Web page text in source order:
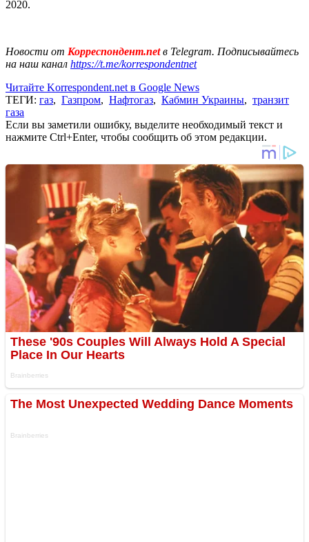
2020.
Новости от Корреспондент.netв Telegram. Подписывайтесь
на наш канал https://t.me/korrespondentnet
Читайте Korrespondent.net в Google News
ТЕГИ: газ, Газпром, Нафтогаз, Кабмин Украины, транзит
газа
Если вы заметили ошибку, выделите необходимый текст и
нажмите Ctrl+Enter, чтобы сообщить об этом редакции.